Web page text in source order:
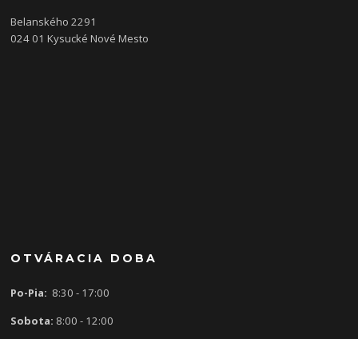
Belanského 2291
024 01 Kysucké Nové Mesto
OTVÁRACIA DOBA
Po-Pia: 8:30 - 17:00
Sobota: 8:00 - 12:00